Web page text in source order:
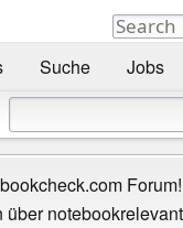
Suche Jobs